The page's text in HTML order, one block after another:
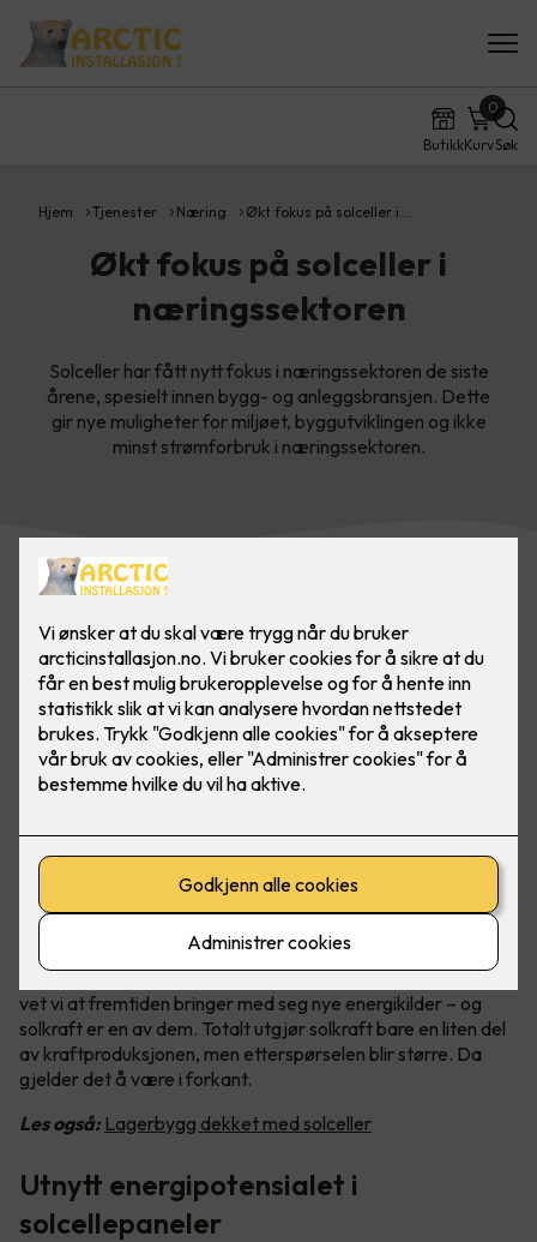
ButikkKurv
0
Søk
Hjem Tjenester Næring Økt fokus på solceller i…
Økt fokus på solceller i
næringssektoren
Solceller har fått nytt fokus i næringssektoren de siste
årene, spesielt innen bygg- og anleggsbransjen. Dette
gir nye muligheter for miljøet, byggutviklingen og ikke
minst strømforbruk i næringssektoren.
næringsbygg, kan bedriften din bli helt eller delvis
uavhengig av strømprodusenter!
Vær i forkant, det lønner seg
I Norge er vann vår hovedkilde til fornybar energi. Samtidig
vet vi at fremtiden bringer med seg nye energikilder – og
solkraft er en av dem. Totalt utgjør solkraft bare en liten del
av kraftproduksjonen, men etterspørselen blir større. Da
gjelder det å være i forkant.
Les også: Lagerbygg dekket med solceller
Utnytt energipotensialet i
solcellepaneler